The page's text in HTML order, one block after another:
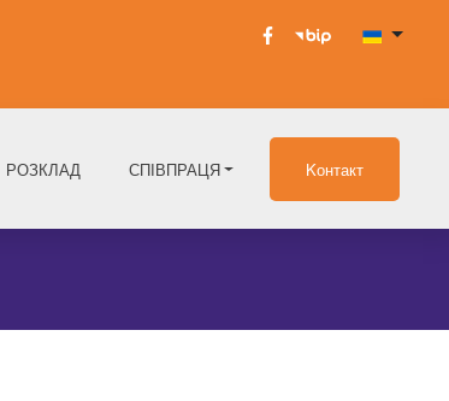
РОЗКЛАД СПІВПРАЦЯ Kонтакт